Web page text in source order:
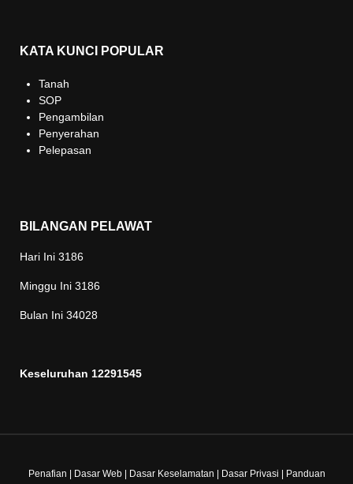
KATA KUNCI POPULAR
Tanah
SOP
Pengambilan
Penyerahan
Pelepasan
BILANGAN PELAWAT
Hari Ini 3186
Minggu Ini 3186
Bulan Ini 34028
Keseluruhan 12291545
Penafian Dasar Web| Dasar Keselamatan Dasar Privasi
Panduan